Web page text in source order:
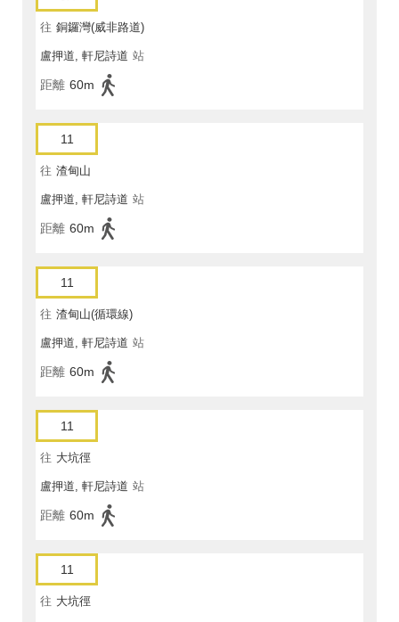
往 銅鑼灣(威非路道)
盧押道, 軒尼詩道 站
距離 60m
11
往 渣甸山
盧押道, 軒尼詩道 站
距離 60m
11
往 渣甸山(循環線)
盧押道, 軒尼詩道 站
距離 60m
11
往 大坑徑
盧押道, 軒尼詩道 站
距離 60m
11
往 大坑徑